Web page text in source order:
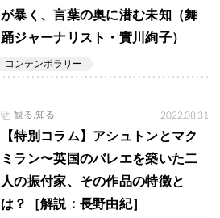
が暴く、言葉の奥に潜む未知（舞
踊ジャーナリスト・實川絢子）
コンテンポラリー
観る,知る 2022.08.31
【特別コラム】アシュトンとマク
ミラン〜英国のバレエを築いた二
人の振付家、その作品の特徴と
は？［解説：長野由紀］